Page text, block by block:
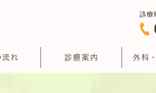
流れ 診療案内 外科